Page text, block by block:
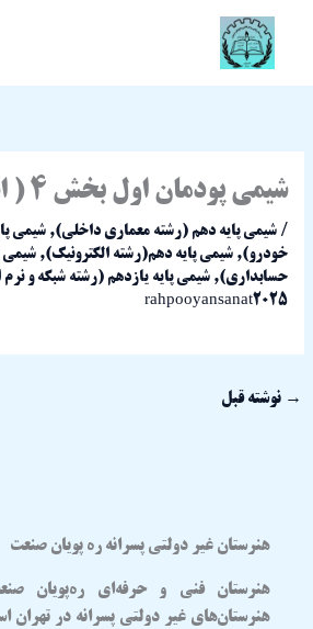
شیمی پودمان اول بخش 4 ( استاد بهبودی )
/شیمی پایه دهم (رشته معماری داخلی),شیمی
خودرو),شیمی پایه دهم(رشته الکترونیک),شیمی
حسابداری),شیمی پایه یازدهم (رشته شبکه و نرم
rahpooyansanat2025
→ نوشته قبل
هنرستان غیر دولتی پسرانه ره پویان صنعت
هنرستان فنی و حرفه‌ای ره‌پویان
هنرستان‌های غیر دولتی پسرانه در تهران